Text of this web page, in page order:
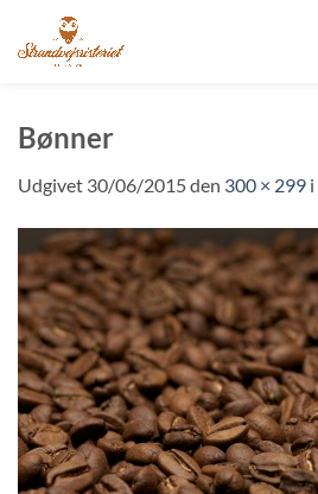
indhold
Bønner
Udgivet 30/06/2015den 300 × 299 i